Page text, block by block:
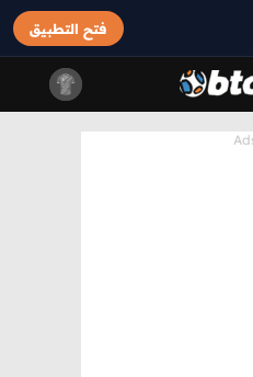
فتح التطبيق